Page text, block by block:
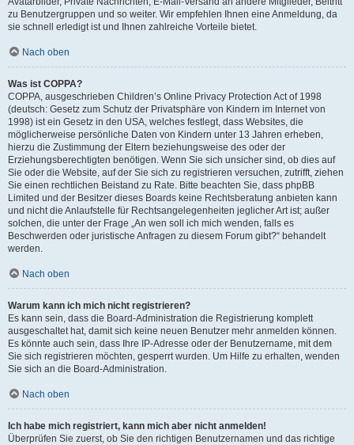
zu Benutzergruppen und so weiter. Wir empfehlen Ihnen eine Anmeldung, da
sie schnell erledigt ist und Ihnen zahlreiche Vorteile bietet.
Nach oben
Was ist COPPA?
COPPA, ausgeschrieben Children’s Online Privacy Protection Act of 1998
(deutsch: Gesetz zum Schutz der Privatsphäre von Kindern im Internet von
1998) ist ein Gesetz in den USA, welches festlegt, dass Websites, die
möglicherweise persönliche Daten von Kindern unter 13 Jahren erheben,
hierzu die Zustimmung der Eltern beziehungsweise des oder der
Erziehungsberechtigten benötigen. Wenn Sie sich unsicher sind, ob dies auf
Sie oder die Website, auf der Sie sich zu registrieren versuchen, zutrifft, ziehen
Sie einen rechtlichen Beistand zu Rate. Bitte beachten Sie, dass phpBB
Limited und der Besitzer dieses Boards keine Rechtsberatung anbieten kann
und nicht die Anlaufstelle für Rechtsangelegenheiten jeglicher Art ist; außer
solchen, die unter der Frage „An wen soll ich mich wenden, falls es
Beschwerden oder juristische Anfragen zu diesem Forum gibt?“ behandelt
werden.
Nach oben
Warum kann ich mich nicht registrieren?
Es kann sein, dass die Board-Administration die Registrierung komplett
ausgeschaltet hat, damit sich keine neuen Benutzer mehr anmelden können.
Es könnte auch sein, dass Ihre IP-Adresse oder der Benutzername, mit dem
Sie sich registrieren möchten, gesperrt wurden. Um Hilfe zu erhalten, wenden
Sie sich an die Board-Administration.
Nach oben
Ich habe mich registriert, kann mich aber nicht anmelden!
Überprüfen Sie zuerst, ob Sie den richtigen Benutzernamen und das richtige